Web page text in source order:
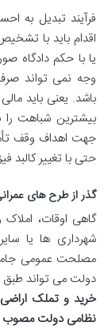
فرآیند تبدیل
اقدام باید با
یا با حکم دادگاه
وجه نمی تواند
باشد. یعنی باید
بیشترین شباهت را
جهت اهداف وقف
حتی با تغییر کالبد
گذر از طرح های
گاهی اوقات،
شهرداری ها یا
مصلحت عمومی
دولت می تواند طبق
خرید و تملک اراضی
نظامی دولت مصوب ۱۳۵۸